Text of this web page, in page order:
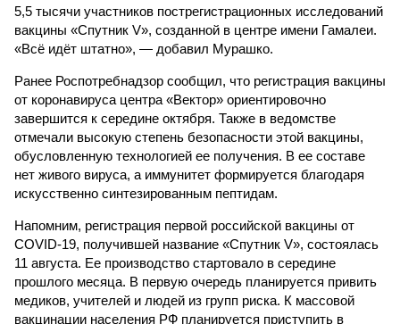
5,5 тысячи участников пострегистрационных исследований
вакцины «Спутник V», созданной в центре имени Гамалеи.
«Всё идёт штатно», — добавил Мурашко.
Ранее Роспотребнадзор сообщил, что регистрация вакцины
от коронавируса центра «Вектор» ориентировочно
завершится к середине октября. Также в ведомстве
отмечали высокую степень безопасности этой вакцины,
обусловленную технологией ее получения. В ее составе
нет живого вируса, а иммунитет формируется благодаря
искусственно синтезированным пептидам.
Напомним, регистрация первой российской вакцины от
COVID-19, получившей название «Спутник V», состоялась
11 августа. Ее производство стартовало в середине
прошлого месяца. В первую очередь планируется привить
медиков, учителей и людей из групп риска. К массовой
вакцинации населения РФ планируется приступить в